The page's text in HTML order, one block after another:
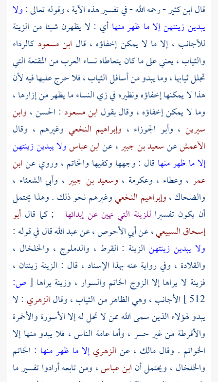
قالابن كثير- رحمه الله - في تفسير هذه الآية ، وقوله تعالى :ولا
يبدين زينتهن إلا ما ظهر منها أي : لا يظهرن شيئا من الزينة
للأجانب ، إلا ما لا يمكن إخفاؤه ، قال ابن مسعود كالرداء
والثياب ، يعني على ما كان يتعاطاه نساء العرب من المقنعة التي
تجلل ثيابها ، وما يبدو من أسافل الثياب ، فلا حرج عليها فيه لأن
هذا لا يمكنها إخفاؤه ونظيره في زي النساء ما يظهر من إزارها ،
وما لا يمكن إخفاؤه ، وقال بقول ابن مسعود : الحسن، وابن
سيرين ، وأبو الجوزاء ، وإبراهيم النخعي وغيرهم ، وقال
الأعمشعنسعيد بن جبير، عنابن عباسولا يبدين زينتهن
إلا ما ظهر منها قال : وجهها وكفيها والخاتم ، وروي عنابن
عمر ، وعطاء ، وعكرمة ، وسعيد بن جبير ، وأبي الشعثاء ،
والضحاك ،وإبراهيم النخعيوغيرهم نحو ذلك . وهذا يحتمل
أن يكون تفسيرا للزينة التي نهين عن إبدائها ; كما قال أبو
إسحاق السبيعي، عنأبي الأحوص، عنعبد اللهقال في قوله :
ولا يبدين زينتهن الزينة : القرط ، والدملوج ، والخلخال ،
والقلادة ، وفي رواية عنه بهذا الإسناد ، قال : الزينة زينتان ،
فزينة لا يراها إلا الزوج الخاتم والسوار ، وزينة يراها [ ص:
512 ] الأجانب ، وهي الظاهر من الثياب ، وقالالزهري : لا
يبدو لهؤلاء الذين سمى الله ممن لا تحل له إلا الأسورة والأخمرة
والأقرطة من غير حسر ، وأما عامة الناس ، فلا يبدو منها إلا
الخواتم . وقال مالك ، عن الزهريإلا ما ظهر منها : الخاتم
والخلخال ، ويحتمل أن ابن عباس، ومن تابعه أرادوا تفسير ما